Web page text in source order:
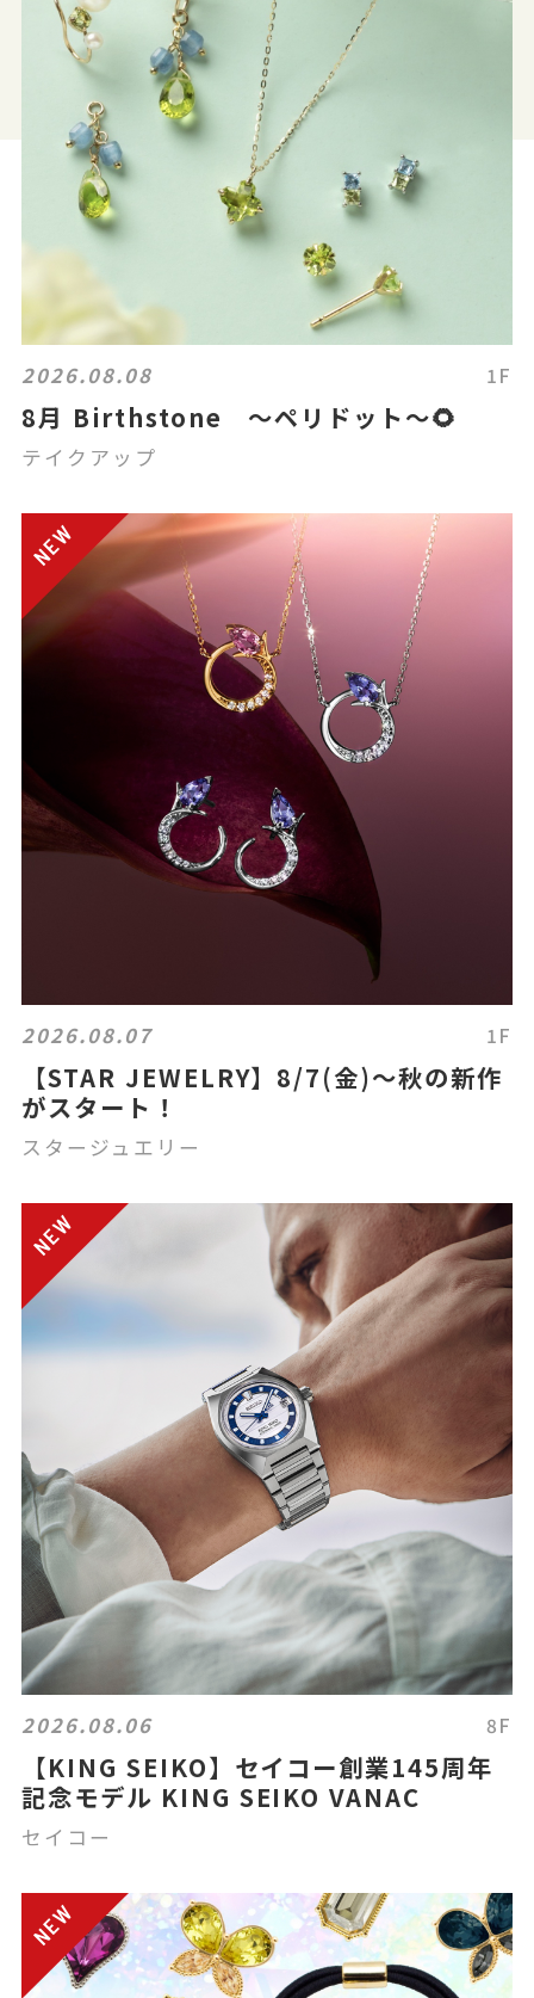
2026.08.08 1F
8月 Birthstone ～ペリドット～🌻
テイクアップ
2026.08.07 1F
【STAR JEWELRY】8/7(金)～秋の新作
がスタート！
スタージュエリー
2026.08.06 8F
【KING SEIKO】セイコー創業145周年
記念モデル KING SEIKO VANAC
セイコー